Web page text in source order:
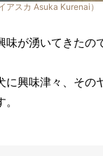
アスカ Asuka Kurenai）
味が湧いてきたの
に興味津々、その